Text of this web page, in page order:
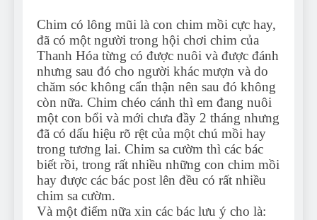
Chim có lông mũi là con chim mồi cực hay,
đã có một người trong hội chơi chim của
Thanh Hóa từng có được nuôi và được đánh
nhưng sau đó cho người khác mượn và do
chăm sóc không cẩn thận nên sau đó không
còn nữa. Chim chéo cánh thì em đang nuôi
một con bổi và mới chưa đầy 2 tháng nhưng
đã có dấu hiệu rõ rệt của một chú mồi hay
trong tương lai. Chim sa cườm thì các bác
biết rồi, trong rất nhiều những con chim mồi
hay được các bác post lên đều có rất nhiều
chim sa cườm.
Và một điểm nữa xin các bác lưu ý cho là: